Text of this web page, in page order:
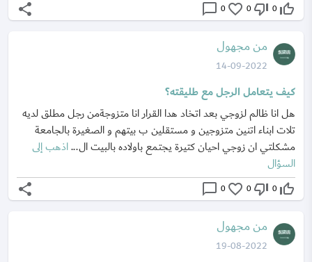
thumb_up_off_alt
0
thumb_down_off_alt
0
favorite_border
0
chat_bubble_outline
share
من مجهول
14-09-2022
كيف يتعامل الرجل مع طليقته؟
هل انا ظالم لزوجي بعد اتخاد هدا القرار انا متزوجةمن رجل مطلق لديه
تلات ابناء اتنين متزوجين و مستقلين ب بيتهم و الصغيرة بالجامعة
مشكلتي ان زوجي احيان كتيرة يجتمع باولاده بالبيت ال...اذهب إلى
السؤال
thumb_up_off_alt
0
thumb_down_off_alt
0
favorite_border
0
chat_bubble_outline
share
من مجهول
19-08-2022